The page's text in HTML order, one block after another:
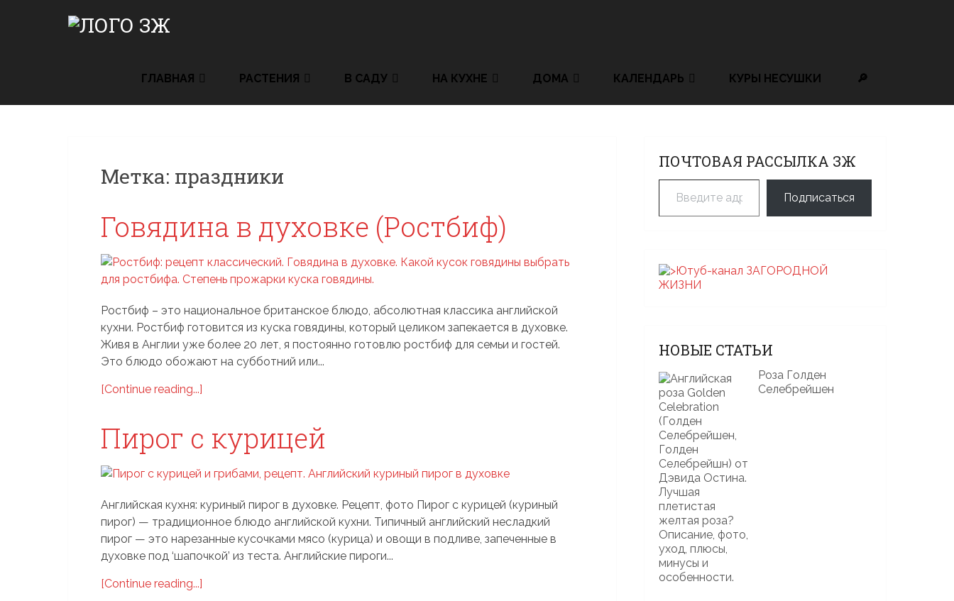
ГЛАВНАЯ РАСТЕНИЯ В САДУ НА КУХНЕ ДОМА КАЛЕНДАРЬ КУРЫ НЕСУШКИ 🔎
Метка: праздники
Говядина в духовке (Ростбиф)
Ростбиф – это национальное британское блюдо, абсолютная классика английской
кухни. Ростбиф готовится из куска говядины, который целиком запекается в духовке.
Живя в Англии уже более 20 лет, я постоянно готовлю ростбиф для семьи и гостей.
Это блюдо обожают на субботний или...
[Continue reading...]
Пирог с курицей
Английская кухня: куриный пирог в духовке. Рецепт, фото Пирог с курицей (куриный
пирог) — традиционное блюдо английской кухни. Типичный английский несладкий
пирог — это нарезанные кусочками мясо (курица) и овощи в подливе, запеченные в
духовке под ‘шапочкой’ из теста. Английские пироги...
[Continue reading...]
ПОЧТОВАЯ РАССЫЛКА ЗЖ
Введите адрес электронной почты…
Подписаться
НОВЫЕ СТАТЬИ
Роза Голден
Селебрейшен